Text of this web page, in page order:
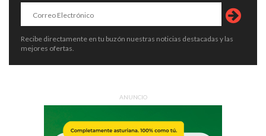
Recibe directamente en tu buzón nuestras noticias destacadas y las
mejores ofertas.
ANUNCIO